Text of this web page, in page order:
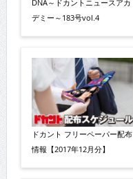
DNA～ドカントニュースアカ
デミー～183号vol.4
ドカント フリーペーパー配布
情報【2017年12月分】